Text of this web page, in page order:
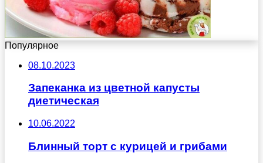
Популярное
08.10.2023
Запеканка из цветной капусты
диетическая
10.06.2022
Блинный торт с курицей и грибами